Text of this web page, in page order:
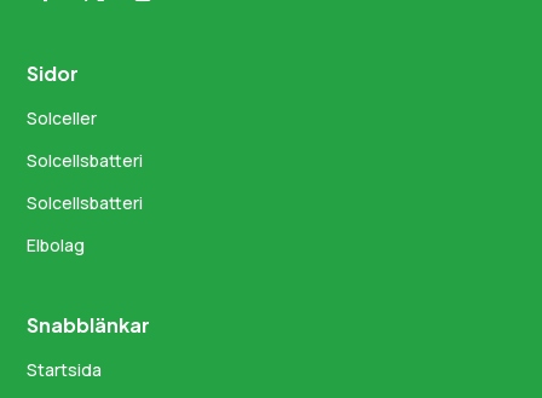
Sidor
Solceller
Solcellsbatteri
Solcellsbatteri
Elbolag
Snabblänkar
Startsida